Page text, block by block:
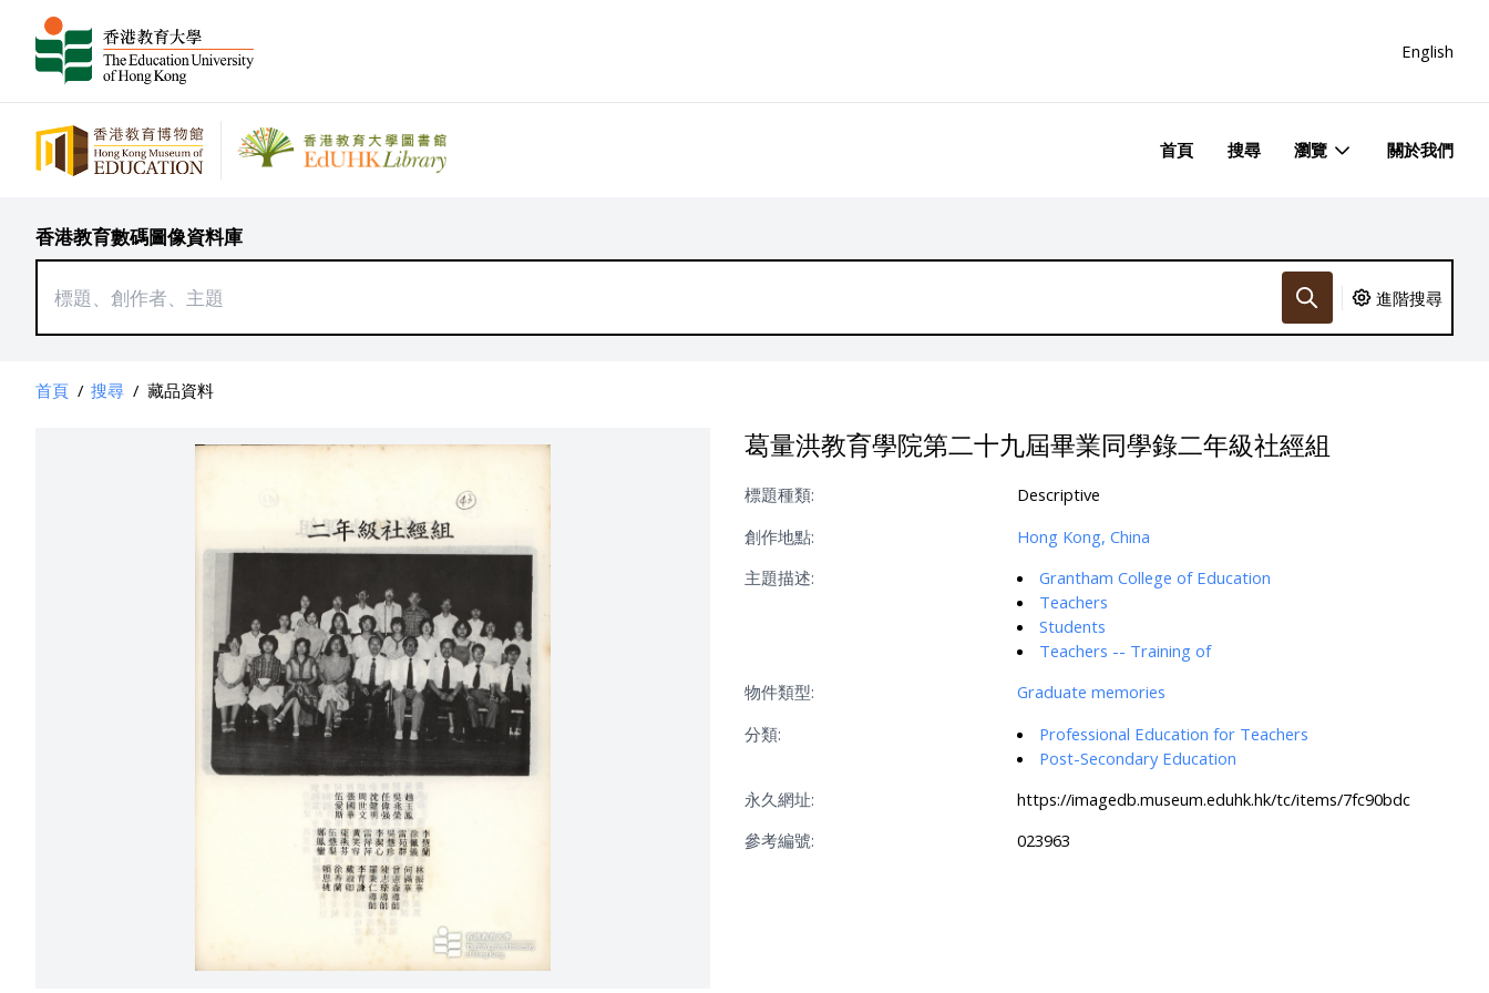
English
首頁 搜尋 瀏覽 關於我們
香港教育數碼圖像資料庫
進階搜尋
首頁 / 搜尋 / 藏品資料
葛量洪教育學院第二十九屆畢業同學錄二年級社經組
標題種類:
Descriptive
創作地點:
Hong Kong, China
主題描述:
Grantham College of Education
Teachers
Students
Teachers -- Training of
物件類型:
Graduate memories
分類:
Professional Education for Teachers
Post-Secondary Education
永久網址:
https://imagedb.museum.eduhk.hk/tc/items/7fc90bdc
參考編號:
023963